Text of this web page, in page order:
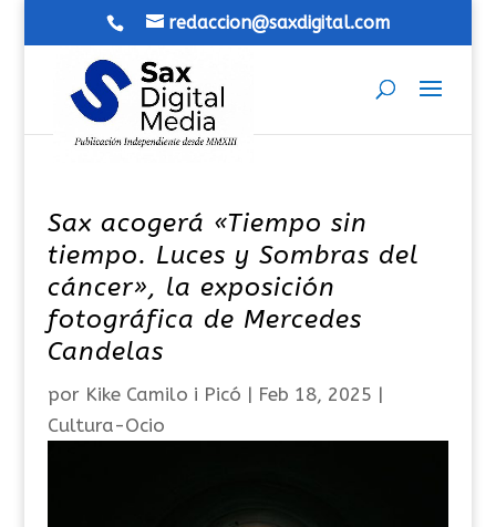
redaccion@saxdigital.com
Sax acogerá «Tiempo sin
tiempo. Luces y Sombras del
cáncer», la exposición
fotográfica de Mercedes
Candelas
por Kike Camilo i Picó | Feb 18, 2025 |
Cultura-Ocio